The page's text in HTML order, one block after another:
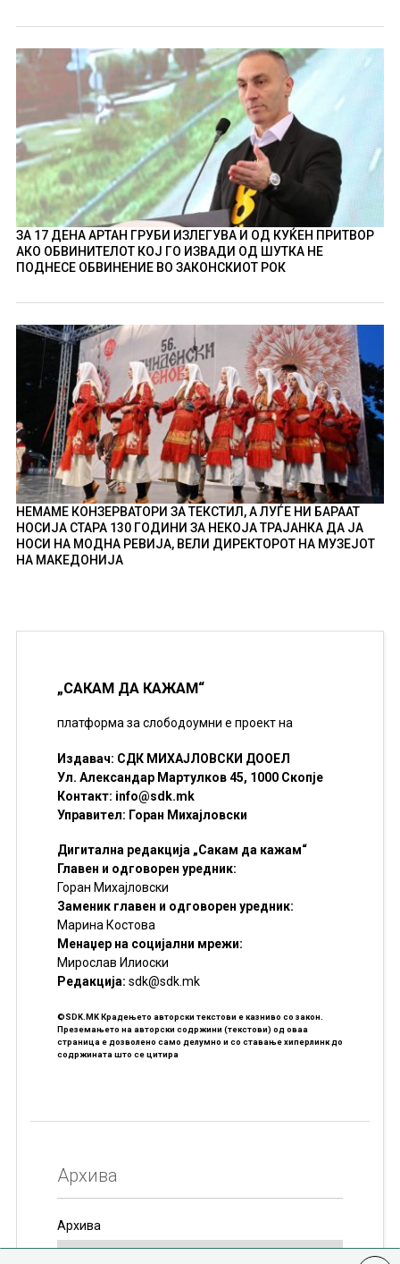
ЗА 17 ДЕНА АРТАН ГРУБИ ИЗЛЕГУВА И ОД КУЌЕН ПРИТВОР
АКО ОБВИНИТЕЛОТ КОЈ ГО ИЗВАДИ ОД ШУТКА НЕ
ПОДНЕСЕ ОБВИНЕНИЕ ВО ЗАКОНСКИОТ РОК
НЕМАМЕ КОНЗЕРВАТОРИ ЗА ТЕКСТИЛ, А ЛУЃЕ НИ БАРААТ
НОСИЈА СТАРА 130 ГОДИНИ ЗА НЕКОЈА ТРАЈАНКА ДА ЈА
НОСИ НА МОДНА РЕВИЈА, ВЕЛИ ДИРЕКТОРОТ НА МУЗЕЈОТ
НА МАКЕДОНИЈА
„САКАМ ДА КАЖАМ“
платформа за слободоумни е проект на
Издавач: СДК МИХАЈЛОВСКИ ДООЕЛ
Ул. Александар Мартулков 45, 1000 Скопје
Контакт: info@sdk.mk
Управител: Горан Михајловски
Дигитална редакција „Сакам да кажам“
Главен и одговорен уредник:
Горан Михајловски
Заменик главен и одговорен уредник:
Марина Костова
Менаџер на социјални мрежи:
Мирослав Илиоски
Редакцијa: sdk@sdk.mk
©SDK.MK Крадењето авторски текстови е казниво со закон.
Преземањето на авторски содржини (текстови) од оваа
страница е дозволено само делумно и со ставање хиперлинк до
содржината што се цитира
Архива
Архива